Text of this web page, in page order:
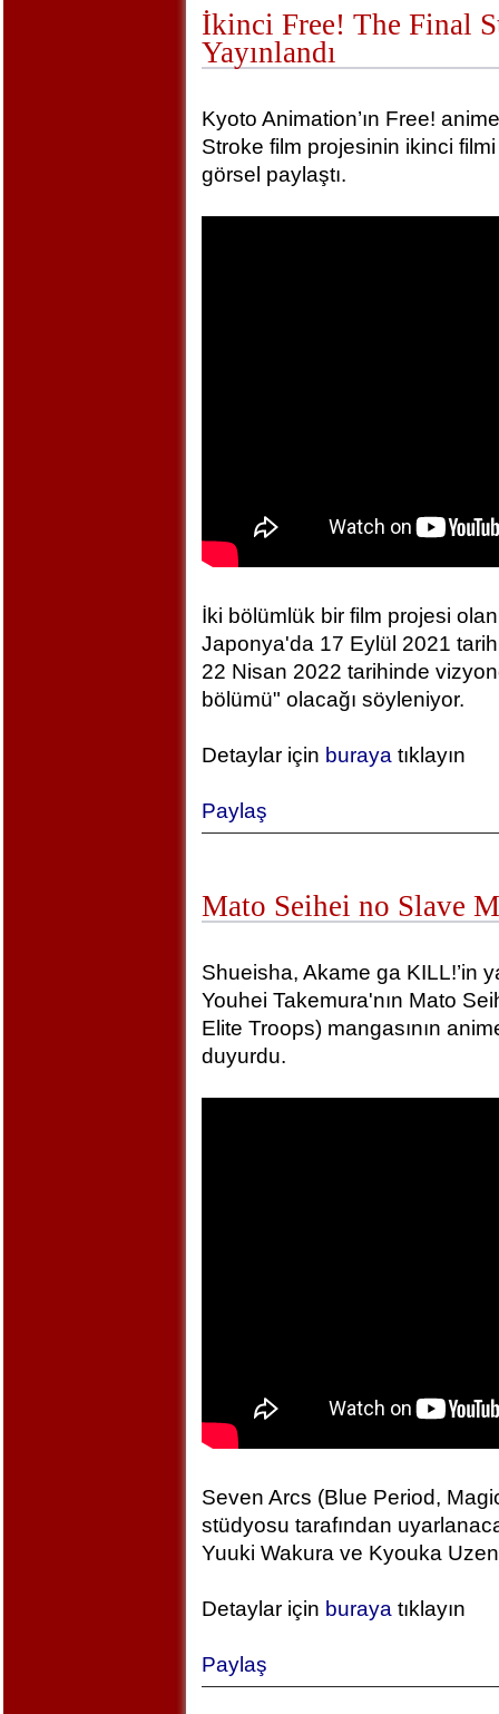
İkinci Free! The Final
Yayınlandı
Kyoto Animation’ın Free!
Stroke film projesinin ikinci
görsel paylaştı.
İki bölümlük bir film projesi
Japonya'da 17 Eylül 2021
22 Nisan 2022 tarihinde
bölümü" olacağı söyleniyor.
Detaylar için buraya tıklayın
Paylaş
Mato Seihei no Slave
Shueisha, Akame ga KILL!’in
Youhei Takemura'nın Mato
Elite Troops) mangasının
duyurdu.
Seven Arcs (Blue Period,
stüdyosu tarafından
Yuuki Wakura ve Kyouka
Detaylar için buraya tıklayın
Paylaş